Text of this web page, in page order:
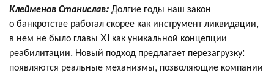
Клейменов Станислав:Долгие годы наш закон
о банкротстве работал скорее как инструмент ликвидации,
в нем не было главы XI как уникальной концепции
реабилитации. Новый подход предлагает перезагрузку:
появляются реальные механизмы, позволяющие компании